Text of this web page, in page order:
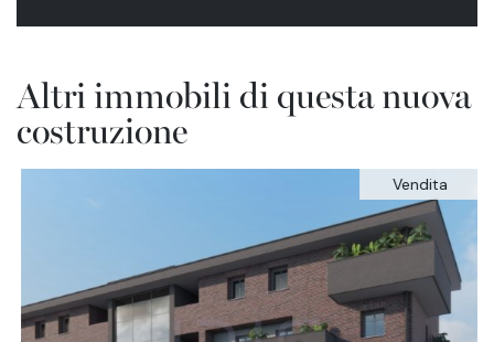
Altri immobili di questa nuova
costruzione
Vendita